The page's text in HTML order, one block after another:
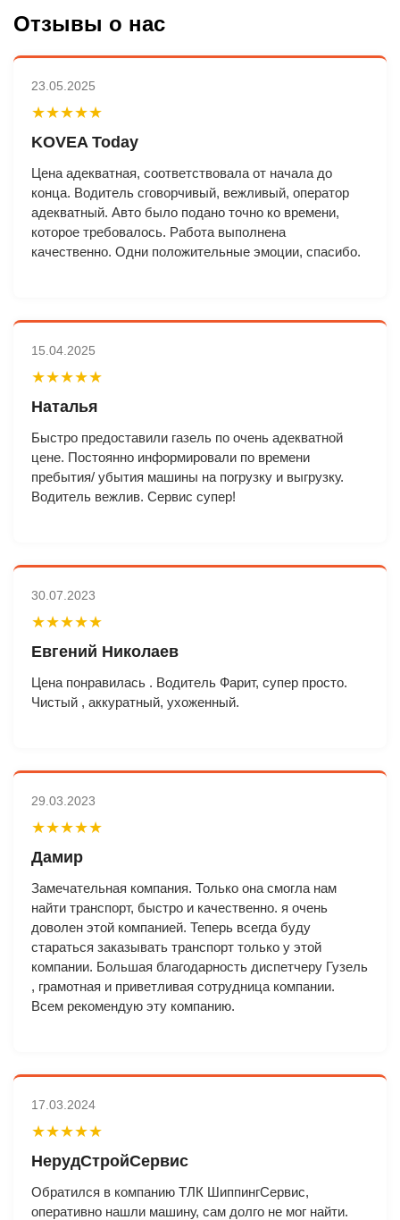
Отзывы о нас
23.05.2025
★★★★★
KOVEA Today
Цена адекватная, соответствовала от начала до
конца. Водитель сговорчивый, вежливый, оператор
адекватный. Авто было подано точно ко времени,
которое требовалось. Работа выполнена
качественно. Одни положительные эмоции, спасибо.
15.04.2025
★★★★★
Наталья
Быстро предоставили газель по очень адекватной
цене. Постоянно информировали по времени
пребытия/ убытия машины на погрузку и выгрузку.
Водитель вежлив. Сервис супер!
30.07.2023
★★★★★
Евгений Николаев
Цена понравилась . Водитель Фарит, супер просто.
Чистый , аккуратный, ухоженный.
29.03.2023
★★★★★
Дамир
Замечательная компания. Только она смогла нам
найти транспорт, быстро и качественно. я очень
доволен этой компанией. Теперь всегда буду
стараться заказывать транспорт только у этой
компании. Большая благодарность диспетчеру Гузель
, грамотная и приветливая сотрудница компании.
Всем рекомендую эту компанию.
17.03.2024
★★★★★
НерудСтройСервис
Обратился в компанию ТЛК ШиппингСервис,
оперативно нашли машину, сам долго не мог найти.